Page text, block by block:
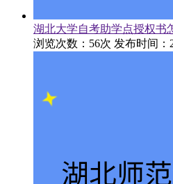
湖北大学自考助学点授权书
浏览次数：56次 发布时间：